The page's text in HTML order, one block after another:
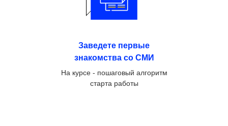
Заведете первые
знакомства со СМИ
На курсе - пошаговый алгоритм
старта работы